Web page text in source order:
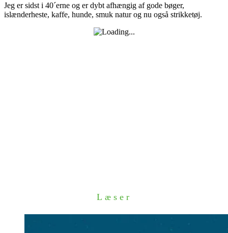
Jeg er sidst i 40´erne og er dybt afhængig af gode bøger,
islænderheste, kaffe, hunde, smuk natur og nu også strikketøj.
Læser